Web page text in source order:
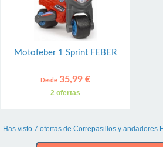
Motofeber 1 Sprint FEBER
Desde 35,99 €
2 ofertas
Has visto 7 ofertas de Correpasillos y andadores